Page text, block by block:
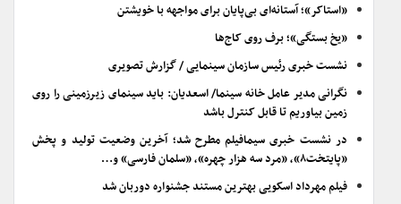
«استاکر»؛ آستانه‌ای بی‌پایان برای مواجهه با خویشتن
«یخ بستگی»؛ برف روی کاج‌ها
نشست خبری رئیس سازمان سینمایی / گزارش تصویری
نگرانی مدیر عامل خانه سینما/ اسعدیان: باید سینمای زیرزمینی را روی
زمین بیاوریم تا قابل کنترل باشد
در نشست خبری سیمافیلم مطرح شد؛ آخرین وضعیت تولید و پخش
«پایتخت۸»، «مرد سه هزار چهره»، «سلمان فارسی» و…
فیلم مهرداد اسکویی بهترین مستند جشنواره دوربان شد